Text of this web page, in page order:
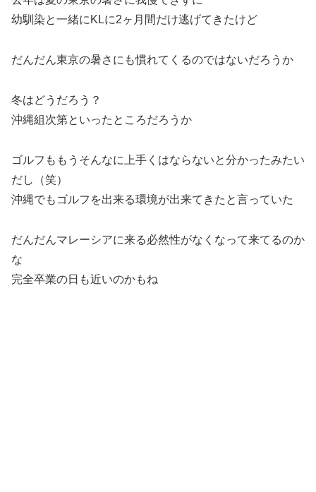
幼馴染と一緒にKLに2ヶ月間だけ逃げてきたけど
だんだん東京の暑さにも慣れてくるのではないだろうか
冬はどうだろう？
沖縄組次第といったところだろうか
ゴルフももうそんなに上手くはならないと分かったみたい
だし（笑）
沖縄でもゴルフを出来る環境が出来てきたと言っていた
だんだんマレーシアに来る必然性がなくなって来てるのか
な
完全卒業の日も近いのかもね